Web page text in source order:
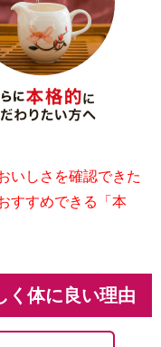
いしさを確認できた
すすめできる「本
く体に良い理由